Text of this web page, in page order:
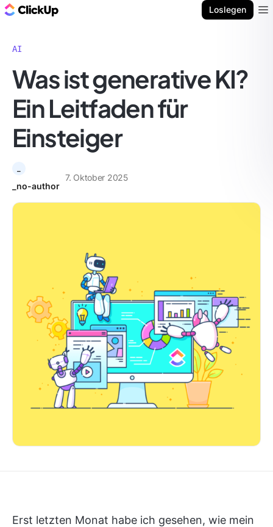
Loslegen
AI
Was ist generative KI?
Ein Leitfaden für
Einsteiger
_no-author
7. Oktober 2025
Erst letzten Monat habe ich gesehen, wie mein